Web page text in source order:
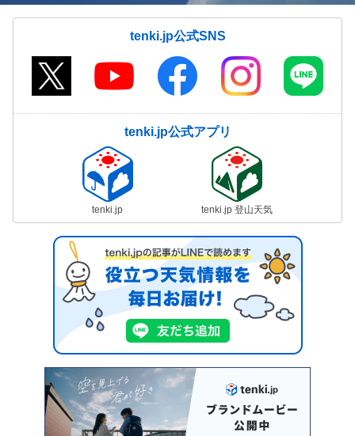
tenki.jp公式SNS
tenki.jp公式アプリ
tenki.jp tenki.jp 登山天気